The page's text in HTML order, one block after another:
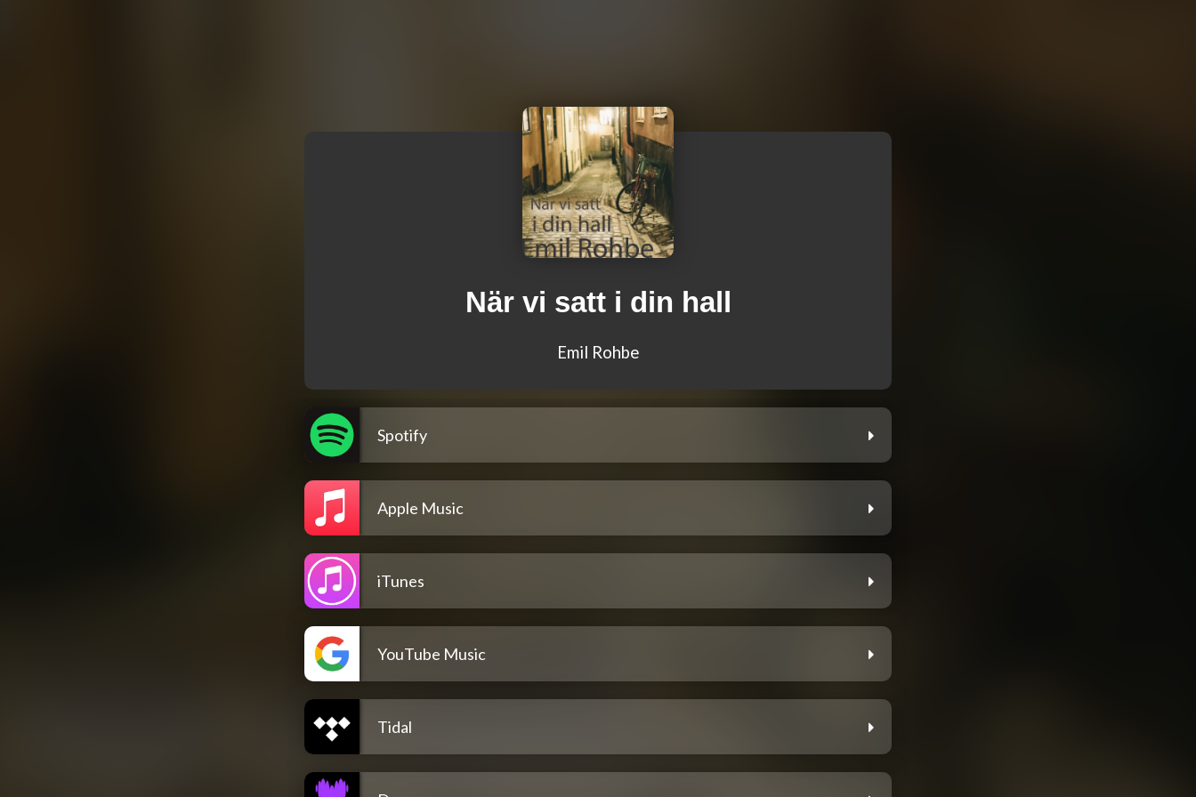
När vi satt i din hall
Emil Rohbe
Spotify
Apple Music
iTunes
YouTube Music
Tidal